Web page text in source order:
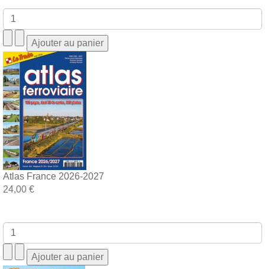
Atlas France 2026-2027
24,00 €